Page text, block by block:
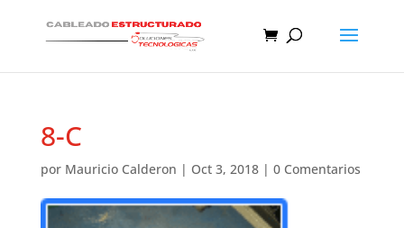
8-C
por Mauricio Calderon | Oct 3, 2018| 0 Comentarios